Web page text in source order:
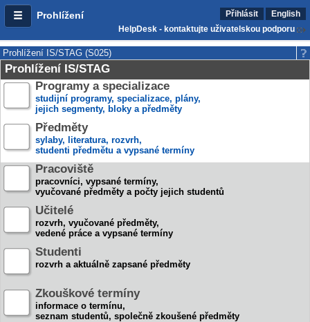
Prohlížení Přihlásit
English
HelpDesk - kontaktujte uživatelskou podporu
Prohlížení IS/STAG (S025)
Prohlížení IS/STAG
Programy a specializace
studijní programy, specializace, plány,
jejich segmenty, bloky a předměty
Předměty
sylaby, literatura, rozvrh,
studenti předmětu a vypsané termíny
Pracoviště
pracovníci, vypsané termíny,
vyučované předměty a počty jejich studentů
Učitelé
rozvrh, vyučované předměty,
vedené práce a vypsané termíny
Studenti
rozvrh a aktuálně zapsané předměty
Zkouškové termíny
informace o termínu,
seznam studentů, společně zkoušené předměty